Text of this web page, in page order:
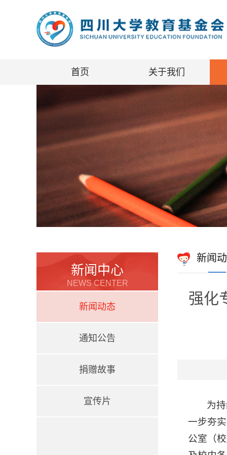
首页 关于我们
新闻中心
NEWS CENTER
新闻动态
通知公告
捐赠故事
宣传片
新闻
强化
为
一步夯
公室（